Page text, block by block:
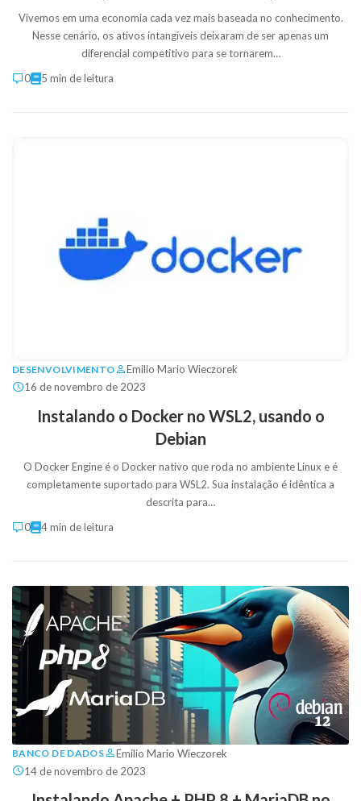
Vivemos em uma economia cada vez mais baseada no conhecimento.
Nesse cenário, os ativos intangíveis deixaram de ser apenas um
diferencial competitivo para se tornarem…
0
5 min de leitura
DESENVOLVIMENTO
Emilio Mario Wieczorek
16 de novembro de 2023
Instalando o Docker no WSL2, usando o
Debian
O Docker Engine é o Docker nativo que roda no ambiente Linux e é
completamente suportado para WSL2. Sua instalação é idêntica a
descrita para…
0
4 min de leitura
BANCO DE DADOS
Emilio Mario Wieczorek
14 de novembro de 2023